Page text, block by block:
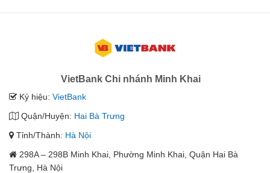
VietBank Chi nhánh Minh Khai
Ký hiệu: VietBank
Quận/Huyện: Hai Bà Trưng
Tỉnh/Thành: Hà Nội
298A – 298B Minh Khai, Phường Minh Khai, Quận Hai Bà
Trưng, Hà Nội